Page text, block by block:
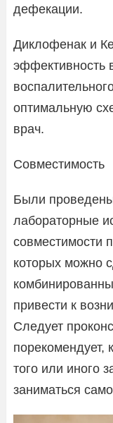
дефекации.
Диклофенак и
эффективность
оптимальную
врач.
Совместимость
Были
лабораторные
совместимости
которых можно
привести к
Следует
порекомендует,
того или иного
заниматься